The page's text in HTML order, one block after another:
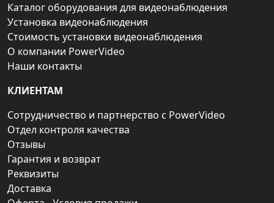
Каталог оборудования для видеонаблюдения
Установка видеонаблюдения
Стоимость установки видеонаблюдения
О компании PowerVideo
Наши контакты
КЛИЕНТАМ
Сотрудничество и партнерство с PowerVideo
Отдел контроля качества
Отзывы
Гарантия и возврат
Реквизиты
Доставка